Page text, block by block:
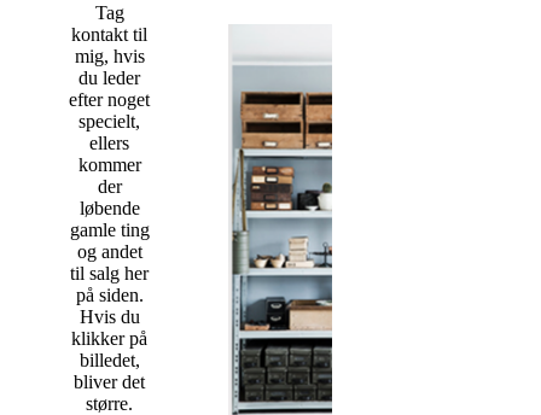
Tag
kontakt til
mig, hvis
du leder
efter noget
specielt,
ellers
kommer
der
løbende
gamle ting
og andet
til salg her
på siden.
Hvis du
klikker på
billedet,
bliver det
større.